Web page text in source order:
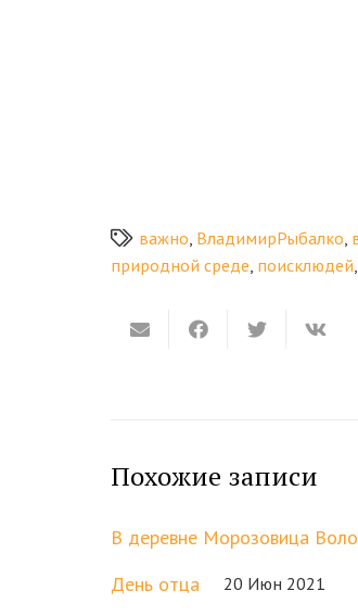
важно ВладимирРыбалко
природной среде поисклюдей
Похожие записи
В деревне Морозовица
День отца 20 Июн 2021